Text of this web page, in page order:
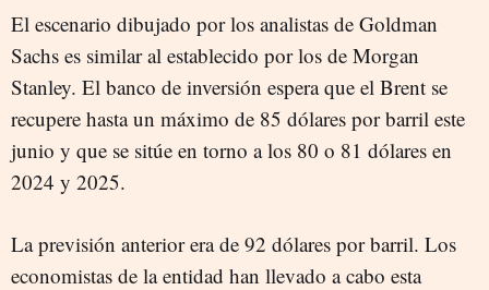
El escenario dibujado por los analistas de Goldman
Sachs es similar al establecido por los de Morgan
Stanley. El banco de inversión espera que el Brent se
recupere hasta un máximo de 85 dólares por barril este
junio y que se sitúe en torno a los 80 o 81 dólares en
2024 y 2025.
La previsión anterior era de 92 dólares por barril. Los
economistas de la entidad han llevado a cabo esta